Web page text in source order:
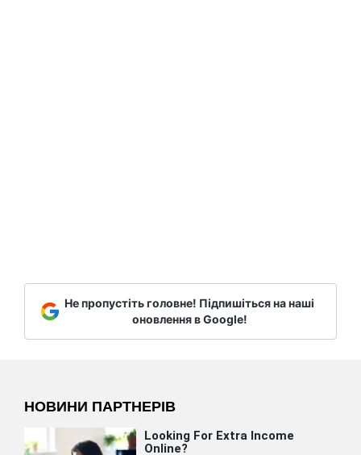
Не пропустіть головне! Підпишіться на наші
оновлення в Google!